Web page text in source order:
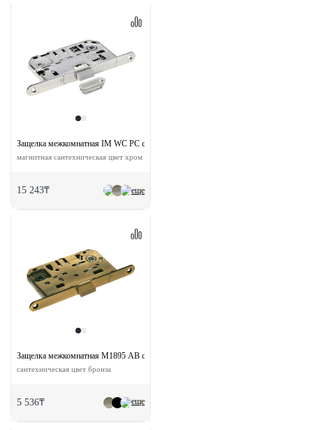
еще
Защелка межкомнатная IM WC PC с ответной планкой
магнитная сантехническая цвет хром
15 243₸
еще
Защелка межкомнатная M1895 AB с ответной планкой
сантехническая цвет бронза
5 536₸